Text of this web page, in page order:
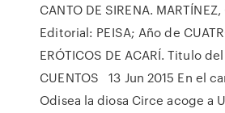
CANTO DE SIRENA. MARTÍNEZ,
Editorial: PEISA; Año de
ERÓTICOS DE ACARÍ. Titulo
CUENTOS 13 Jun 2015 En el
Odisea la diosa Circe acoge a